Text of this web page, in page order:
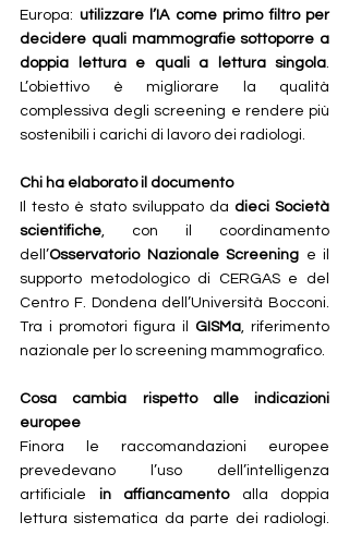
Europa: utilizzare l’IA come primo filtro per
decidere quali mammografie sottoporre a
doppia lettura e quali a lettura singola.
L’obiettivo è migliorare la qualità
complessiva degli screening e rendere più
sostenibili i carichi di lavoro dei radiologi.
Chi ha elaborato il documento
Il testo è stato sviluppato da dieci Società
scientifiche, con il coordinamento
dell’Osservatorio Nazionale Screening e il
supporto metodologico di CERGAS e del
Centro F. Dondena dell’Università Bocconi.
Tra i promotori figura il GISMa, riferimento
nazionale per lo screening mammografico.
Cosa cambia rispetto alle indicazioni
europee
Finora le raccomandazioni europee
prevedevano l’uso dell’intelligenza
artificiale in affiancamento alla doppia
lettura sistematica da parte dei radiologi.